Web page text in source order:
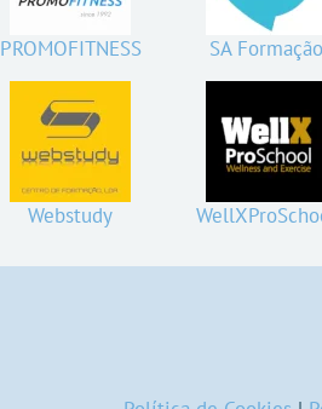
PROMOFITNESS SA Formação
Webstudy